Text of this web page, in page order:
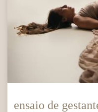
ensaio de